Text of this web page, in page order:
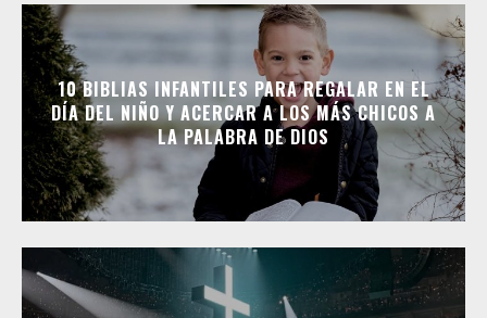
10 BIBLIAS INFANTILES PARA REGALAR EN EL
DÍA DEL NIÑO Y ACERCAR A LOS MÁS CHICOS A
LA PALABRA DE DIOS